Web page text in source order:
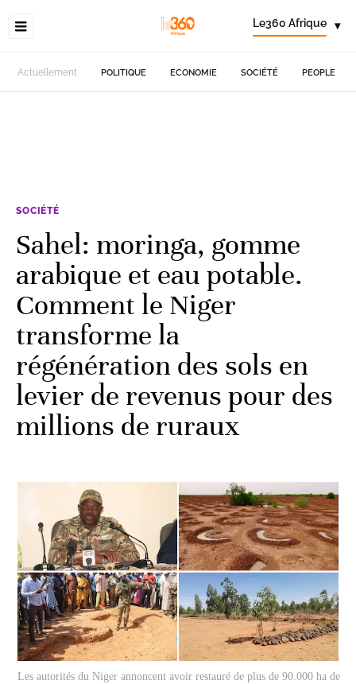
Le360 Afrique ▾
Actuellement POLITIQUE ECONOMIE SOCIÉTÉ PEOPLE
SOCIÉTÉ
Sahel: moringa, gomme
arabique et eau potable.
Comment le Niger
transforme la
régénération des sols en
levier de revenus pour des
millions de ruraux
Les autorités du Niger annoncent avoir restauré de plus de 90.000 ha de